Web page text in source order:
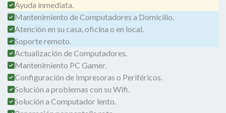
Ayuda inmediata.
Mantenimiento de Computadores a Domicilio.
Atención en su casa, oficina o en local.
Soporte remoto.
Actualización de Computadores.
Mantenimiento PC Gamer.
Configuración de Impresoras o Periféricos.
Solución a problemas con su Wifi.
Solución a Computador lento.